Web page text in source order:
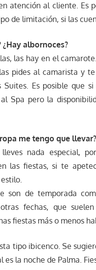
atención al cliente.
de limitación, si las
¿Hay albornoces?
las hay en el
pides al camarista y
Suites. Es posible que
Spa pero la
me tengo que
nada especial,
las fiestas, si te
son de temporada
fechas, que
fiestas más o menos
tipo ibicenco. Se
la noche de Palma.